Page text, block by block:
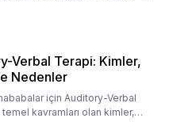
Verbal Terapi: Kimler,
Nedenler
için Auditory-Verbal
kavramları olan kimler,